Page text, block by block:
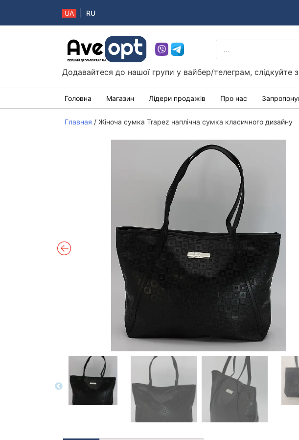
UA RU
Aveopt – оптова дропшипінг платформа в Україні
PRODUCTS
SEARCH
Додавайтеся до нашої групи у вайбер/телеграм, слідкуйте
Головна Магазин Лідери продажів Про нас
Главная / Жіноча сумка Trapez наплічна сумка класичного дизайну